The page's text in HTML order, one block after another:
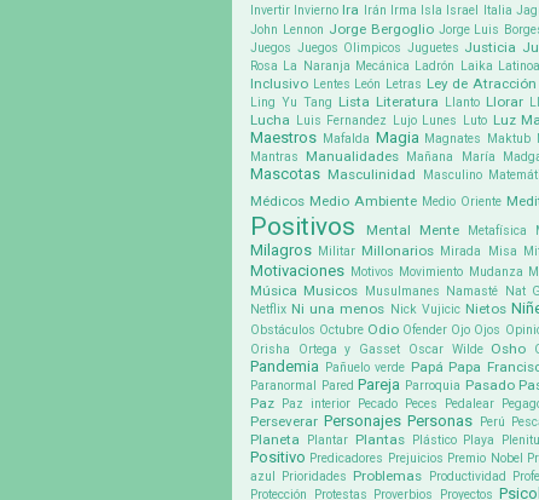
Invertir Invierno Ira Irán Irma Isla Israel Italia
John Lennon Jorge Bergoglio Jorge Luis
Juegos Juegos Olimpicos Juguetes Justicia
Rosa La Naranja Mecánica Ladrón Laika
Inclusivo Lentes León Letras Ley de Atracción
Ling Yu Tang Lista Literatura Llanto Llorar
Lucha Luis Fernandez Lujo Lunes Luto Luz
Maestros Mafalda Magia Magnates Maktub
Mantras
Manualidades Mañana María
Mascotas Masculinidad Masculino
Médicos Medio Ambiente Medio Oriente
Positivos
Mental Mente Metafísica
Milagros Militar Millonarios Mirada Misa
Motivaciones Motivos Movimiento Mudanza
Música Musicos Musulmanes Namasté Nat
Netflix Ni una menos Nick Vujicic Nietos
Obstáculos Octubre Odio Ofender Ojo Ojos
Orisha
Ortega y Gasset Oscar Wilde Osho
Pandemia Pañuelo verde Papá Papa
Paranormal Pared Pareja Parroquia Pasado
Paz Paz interior Pecado Peces Pedalear
Perseverar Personajes Personas Perú
Planeta Plantar Plantas Plástico Playa
Positivo Predicadores Prejuicios Premio Nobel
azul
Prioridades Problemas Productividad
Protección
Protestas Proverbios Proyectos